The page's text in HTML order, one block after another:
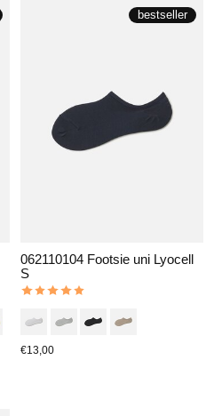
out of 5
bestseller
062110104 Footsie uni Lyocell
S
The rating of this product is
€13,00